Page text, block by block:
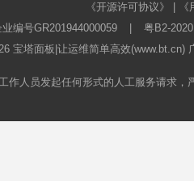
《开源许可协议》
编号GR201944000059
粤B2-
宝塔面板 |让运维简单高效
作人员发起任何形式的人工服务请求，